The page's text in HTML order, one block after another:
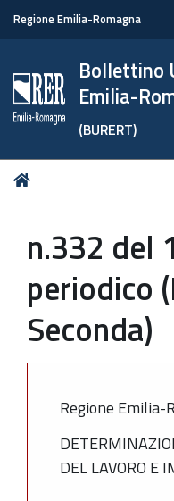
Regione Emilia-Romagna
Bollettino
Emilia-
(BURERT)
Tu
n.332 del
periodico
Seconda)
Regione Emilia-
DEL LAVORO E